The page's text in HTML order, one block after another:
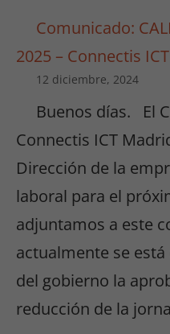
Comunicado:
2025 – Connectis
12 diciembre, 2024
Buenos días. El
Connectis ICT
Dirección de la
laboral para el
adjuntamos a este
actualmente se
del gobierno la
reducción de la